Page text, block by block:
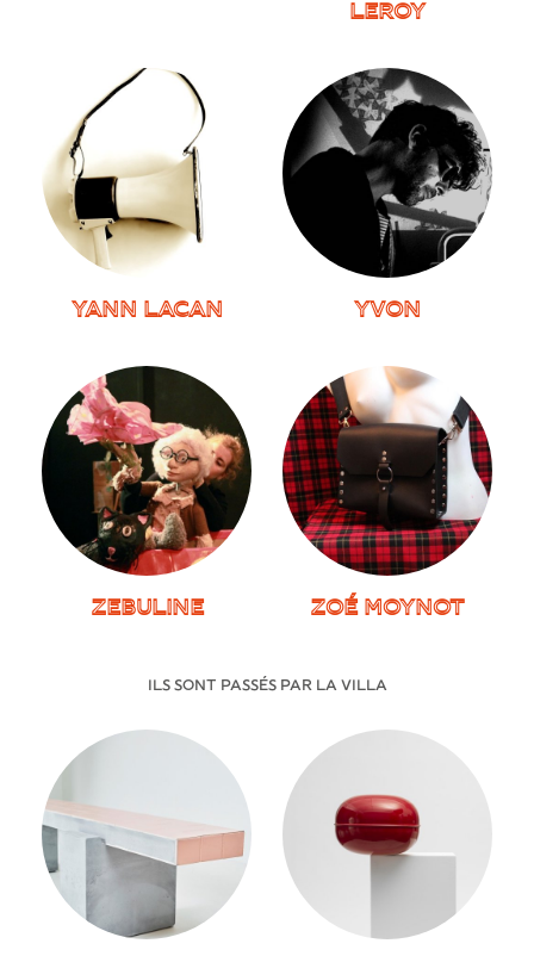
LEROY
YANN LACAN YVON
ZEBULINE ZOÉ MOYNOT
ILS SONT PASSÉS PAR LA VILLA